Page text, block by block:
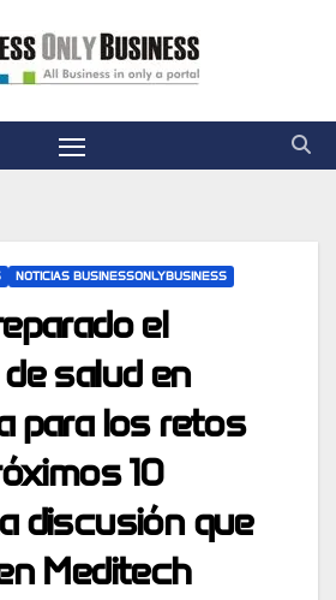
NOTICIAS BUSINESSONLYBUSINESS
el
salud en
para los retos
10
discusión que
Meditech